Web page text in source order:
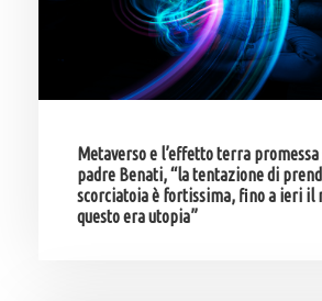
Metaverso e l’effetto terra promessa
padre Benati, “la tentazione di
scorciatoia è fortissima, fino a ieri il
questo era utopia”